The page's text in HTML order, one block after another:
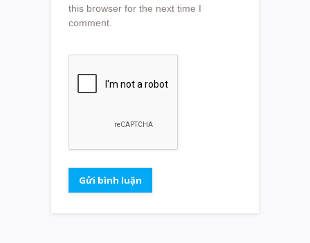
this browser for the next time I
comment.